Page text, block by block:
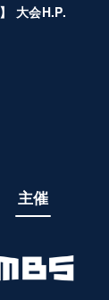
大会H.P.
主催